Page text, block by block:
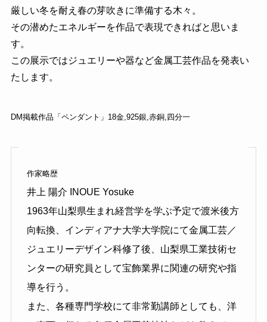
厳しい冬を耐え春の芽吹きに準備する木々。
その潜めたエネルギーを作品で表現できればと思いま
す。
この展示ではジュエリーや器など金属工芸作品を発表い
たします。
DM掲載作品「ペンダント」18金,925銀,赤銅,四分一
作家略歴
井上 陽介 INOUE Yosuke
1963年山梨県生まれ経営学を学ぶ予定で渡米後方
向転換、インディアナ大学大学院にて金属工芸／
ジュエリーデザイン科修了後、山梨県工業技術セ
ンターの研究員として宝飾業界に関連の研究や指
導を行う。
また、各種専門学校にて非常勤講師としても、洋